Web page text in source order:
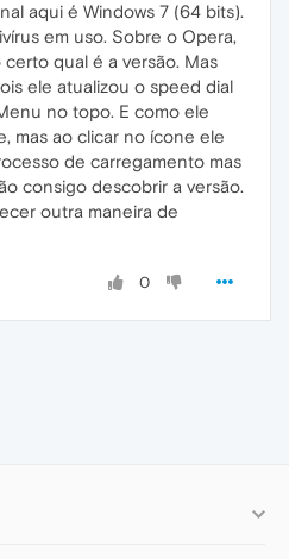
aqui é Windows 7 (64 bits).
em uso. Sobre o Opera,
qual é a versão. Mas
ele atualizou o speed dial
no topo. E como ele
mas ao clicar no ícone ele
de carregamento mas
consigo descobrir a versão.
outra maneira de
0